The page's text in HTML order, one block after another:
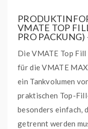
VMATE TOP
PRO
Die VMATE Top
für die VMATE
ein Tankvolumen
praktischen Top-
besonders einfach,
getrennt werden